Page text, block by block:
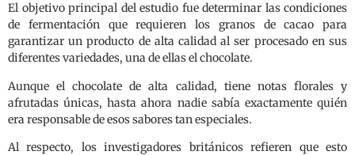
El objetivo principal del estudio fue determinar las condiciones
de fermentación que requieren los granos de cacao para
garantizar un producto de alta calidad al ser procesado en sus
diferentes variedades, una de ellas el chocolate.
Aunque el chocolate de alta calidad, tiene notas florales y
afrutadas únicas, hasta ahora nadie sabía exactamente quién
era responsable de esos sabores tan especiales.
Al respecto, los investigadores británicos refieren que esto